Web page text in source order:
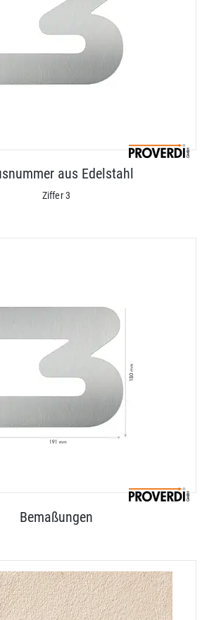
aus Edelstahl
Ziffer 3
Bemaßungen